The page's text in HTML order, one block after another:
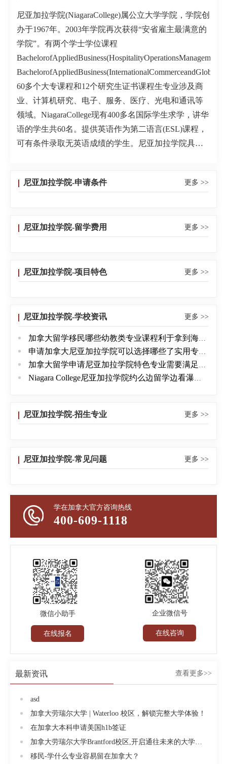
尼亚加拉学院(NiagaraCollege)属公立大学学院，学院创
办于1967年。2003年学院再次获得“安省雇主最满意的
学院”。有两个学士学位课程
BachelorofAppliedBusiness(HospitalityOperationsManagement)
60多个大专课程和12个研究生证书课程生专业涉及商
业、计算机研究、电子、服务、医疗、光电和通讯等
领域。NiagaraCollege现有400多名国际学生求学，讲华
语的学生共60名。提供英语作为第二语言(ESL)课程，
可有条件录取无英语成绩的学生。尼亚加拉学院具有
备了所需的工商业技能。本校的毕业生就业安排保持
公司利用良好机会学以致用，这就大大增加了其毕业
生们可在此进行环境试验此外，一个国际贸易和发展
英国、利比亚、日本、墨西哥、智利、塞内加尔、台
湾、孟加拉、中国、泰国、黎巴嫩、特克斯和凯科斯
群岛、约旦、埃及、哥伦比亚、厄瓜多尔、巴西、沙
特阿拉伯、香港、印度、西班牙、德国、委内瑞拉、
瑞士、意大利、百慕大、阿联酋、塞班群岛、巴基斯
加、马来西亚、尼日利亚、也门、斯里兰卡、塔斯马
OP”(有薪实习)专业课程最多的公立院校，共有20多个
有薪实习专业。中国学生英选择有薪实习专业，在学
不仅可获得一些薪水，补贴生活费用，还能得到宝贵
的加拿大工作经验，无论以后学生选择回国就业是移
美国交境的尼亚加拉地区，傍依世界著名的七大景观
之一-----尼亚加拉瀑布。离多伦多一小时车程，距美国
的水牛城40分钟车程。该地区风景如画、民风淳朴，
盛产葡萄，世界有名的冰酒就产于此地。尼亚加拉学
院学生人数：学院现有6,000多名全日制学生，20,000
多非全日制学生。尼亚加拉学院学院特色：1.双录取：
无英语成绩者，可先进语言中心学习;2.自己的四年制
本科课程;3.毕业生就业率高，质量好;4.华裔学生少，
语言环境好;5.课程设计独特;6.中型城市，安全友好，
学习环境好;7.大专课程多可以转学分到加拿大、美国
和澳大利亚的大学。尼亚加拉学院大专及本科专业：
(CO-OP是带薪实习)接待和旅游系：旅游管理(四年本
科学位，CO-OP)，旅游和酒店管理(CO-OP)，旅游市
场和运做(CO-OP)电力电子系：光电子(激光)工程(四年
尼亚加拉学院-申请条件 更多 >>
尼亚加拉学院-留学费用 更多 >>
尼亚加拉学院-项目特色 更多 >>
尼亚加拉学院-学校资讯 更多 >>
加拿大留学移民哪些幼教类专业课程利于拿到海外身份
申请加拿大尼亚加拉学院可以选择哪些了实用专业Niagara College
加拿大留学申请尼亚加拉学院特色专业需要满足哪些条件
Niagara College尼亚加拉学院约么边留学边看瀑布的那种
尼亚加拉学院-招生专业 更多 >>
尼亚加拉学院-常见问题 更多 >>
学在加拿大官方咨询热线
400-609-1118
微信小助手
在线报名
企业微信号
在线咨询
最新资讯 查看更多>>
asd
加拿大劳瑞尔大学 | Waterloo 校区，解锁完整大学体验！
在加拿大本科申请美国h1b签证
加拿大劳瑞尔大学Brantford校区,开启通往未来的大学生活!
移民-学什么专业容易留在加拿大？